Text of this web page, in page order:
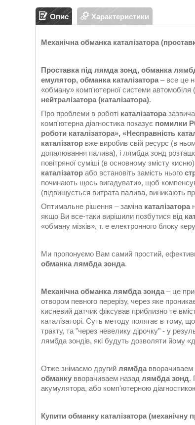
Опис Характеристики
Механічна обманка каталізатора
Проставка під лямда зонд, обманка
емулятор, обманка каталізатора – все це
«обману» комп'ютерної системи автомобіля
нейтралізатора (каталізатора).
Про проблеми в роботі каталізатора
комп'ютерна діагностика показує помилки
роботи каталізатора», «Несправність
каталізатор вже виробив свій ресурс (в
допалювання палива), і лямбда зонд
повітряної суміші (в основному змісту
каталізатор або встановіть замість нього
починають щось вигадувати», щоб
(підвищується витрата палива, виникають
Оптимальне рішення – заміна каталізатора
якщо Ви все-таки вирішили позбутися від
«обману мізків», т. е електронного блоку
Ми пропонуємо Вам самий простий,
обманка лямбда зонда.
Механічна обманка лямбда зонда – це
отвором певного перерізу, через яке
кисневий датчик фіксував приблизно те
каталізаторі. Суть методу полягає в тому,
тракту, та "через невелику дірочку" - у
лямбда зондів, які будуть дозволяти йому
Отже знімаємо другий лямбда вворачиваем
обманку вворачиваем назад лямбда зонд.
акумулятора, або комп'ютерною
Купити обманку каталізатора (механічну